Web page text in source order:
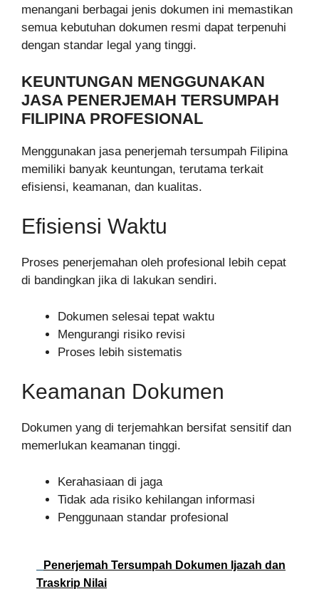
menangani berbagai jenis dokumen ini memastikan
semua kebutuhan dokumen resmi dapat terpenuhi
dengan standar legal yang tinggi.
KEUNTUNGAN MENGGUNAKAN
JASA PENERJEMAH TERSUMPAH
FILIPINA PROFESIONAL
Menggunakan jasa penerjemah tersumpah Filipina
memiliki banyak keuntungan, terutama terkait
efisiensi, keamanan, dan kualitas.
Efisiensi Waktu
Proses penerjemahan oleh profesional lebih cepat
di bandingkan jika di lakukan sendiri.
Dokumen selesai tepat waktu
Mengurangi risiko revisi
Proses lebih sistematis
Keamanan Dokumen
Dokumen yang di terjemahkan bersifat sensitif dan
memerlukan keamanan tinggi.
Kerahasiaan di jaga
Tidak ada risiko kehilangan informasi
Penggunaan standar profesional
Penerjemah Tersumpah Dokumen Ijazah dan
Traskrip Nilai